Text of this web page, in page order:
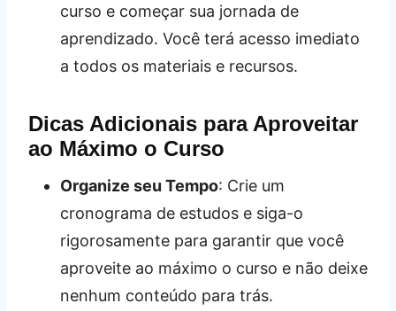
curso e começar sua jornada de
aprendizado. Você terá acesso imediato
a todos os materiais e recursos.
Dicas Adicionais para Aproveitar
ao Máximo o Curso
Organize seu Tempo: Crie um
cronograma de estudos e siga-o
rigorosamente para garantir que você
aproveite ao máximo o curso e não deixe
nenhum conteúdo para trás.